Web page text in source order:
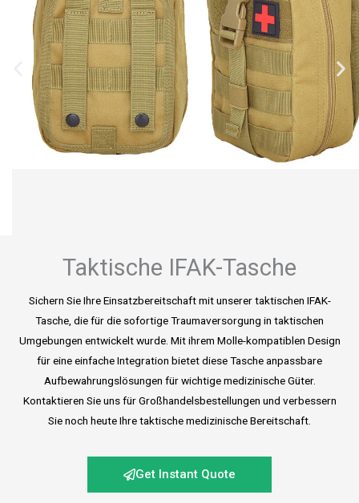
Taktische IFAK-Tasche
Sichern Sie Ihre Einsatzbereitschaft mit unserer taktischen IFAK-
Tasche, die für die sofortige Traumaversorgung in taktischen
Umgebungen entwickelt wurde. Mit ihrem Molle-kompatiblen Design
für eine einfache Integration bietet diese Tasche anpassbare
Aufbewahrungslösungen für wichtige medizinische Güter.
Kontaktieren Sie uns für Großhandelsbestellungen und verbessern
Sie noch heute Ihre taktische medizinische Bereitschaft.
Get Instant Quote